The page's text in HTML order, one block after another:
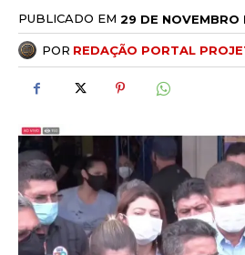
PUBLICADO EM 29 DE
POR REDAÇÃO PORTAL